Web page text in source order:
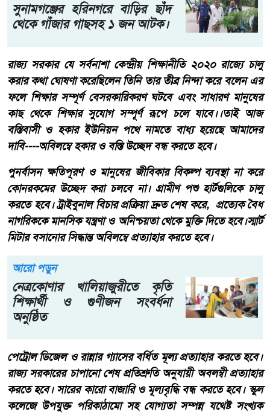
সুনামগঞ্জের হরিনগরে বাড়ির ছাঁদ
থেকে গাঁজার গাছসহ ১ জন আটক।
রাজ্য সরকার যে সর্বনাশা কেন্দ্রীয় শিক্ষানীতি ২০২০ রাজ্যে চালু
করার কথা ঘোষণা করেছিলেন তিনি তার তীব্র নিন্দা করে বলেন এর
ফলে শিক্ষার সম্পূর্ণ বেসরকারিকরণ ঘটবে এবং সাধারণ মানুষের
কাছ থেকে শিক্ষার সুযোগ সম্পূর্ণ রূপে চলে যাবে।।তাই আজ
বস্তিবাসী ও হকার ইউনিয়ন পথে নামতে বাধ্য হয়েছে আমাদের
দাবি----অবিলম্বে হকার ও বস্তি উচ্ছেদ বন্ধ করতে হবে।
পুনর্বাসন ক্ষতিপূরণ ও মানুষের জীবিকার বিকল্প ব্যবস্থা না করে
কোনরকমের উচ্ছেদ করা চলবে না। গ্রামীণ পশু হার্টগুলিকে চালু
করতে হবে। ট্রাইবুনাল বিচার প্রক্রিয়া দ্রুত শেষ করে, প্রত্যেক বৈধ
নাগরিককে মানসিক যন্ত্রণা ও অনিশ্চয়তা থেকে মুক্তি দিতে হবে।স্মার্ট
মিটার বসানোর সিদ্ধান্ত অবিলম্বে প্রত্যাহার করতে হবে।
আরো পড়ুন
নেত্রকোণার খালিয়াজুরীতে কৃতি
শিক্ষার্থী ও গুণীজন সংবর্ধনা
অনুষ্ঠিত
পেট্রোল ডিজেল ও রান্নার গ্যাসের বর্ধিত মূল্য প্রত্যাহার করতে হবে।
রাজ্য সরকারের চাপানো শেষ প্রতিশ্রুতি অনুযায়ী অবলম্বী প্রত্যাহার
করতে হবে। সারের কারো বাজারি ও মূল্যবৃদ্ধি বন্ধ করতে হবে। স্কুল
কলেজে উপযুক্ত পরিকাঠামো সহ যোগ্যতা সম্পন্ন যথেষ্ট সংখ্যক